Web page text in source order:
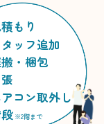
もり
ッフ追加
・梱包
コン取外し
※2階まで